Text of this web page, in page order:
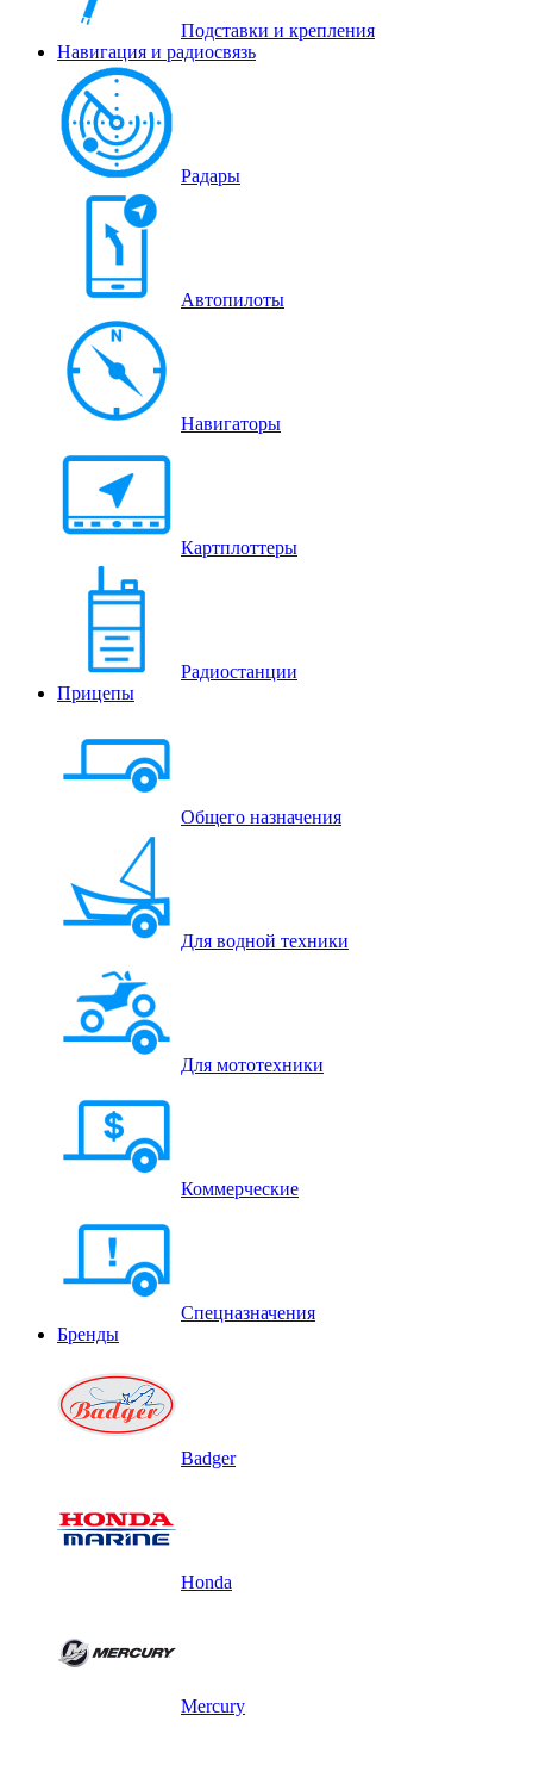
Подставки и крепления
Навигация и радиосвязь
Радары
Автопилоты
Навигаторы
Картплоттеры
Радиостанции
Прицепы
Общего назначения
Для водной техники
Для мототехники
Коммерческие
Спецназначения
Бренды
Badger
Honda
Mercury